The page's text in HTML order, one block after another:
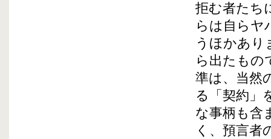
拒む者たち
らは自らヤ
うほかあり
ら出たもの
準は、当然
る「契約」
な事柄も含
く、預言者